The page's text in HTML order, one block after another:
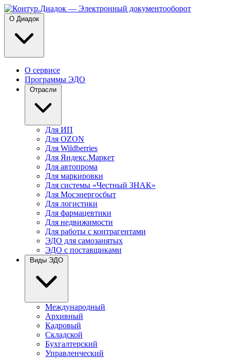
О Диадок
О сервисе
Программы ЭДО
Отрасли
Для ИП
Для OZON
Для Wildberries
Для Яндекс.Маркет
Для автопрома
Для маркировки
Для системы «Честный ЗНАК»
Для Мосэнергосбыт
Для логистики
Для фармацевтики
Для недвижимости
Для работы с контрагентами
ЭДО для самозанятых
ЭДО с поставщиками
Виды ЭДО
Международный
Архивный
Кадровый
Складской
Бухгалтерский
Управленческий